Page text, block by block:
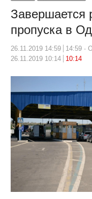
Завершается
пропуска в
26.11.2019 14:59 14:59
26.11.2019 10:14
10:14